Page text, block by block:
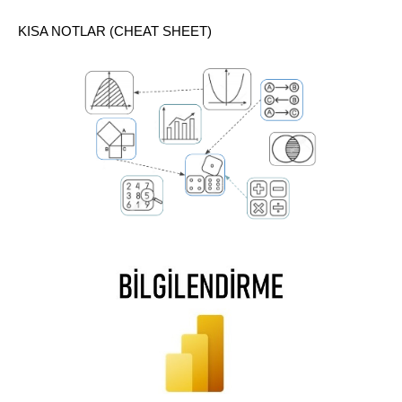
KISA NOTLAR (CHEAT SHEET)